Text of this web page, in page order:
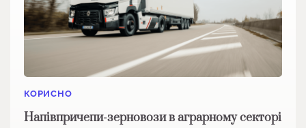
КОРИСНО
Напівпричепи-зерновози в аграрному секторі